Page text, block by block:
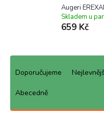
Augeri
Skladem u
659 Kč
Ř
Doporučujeme
Abecedně